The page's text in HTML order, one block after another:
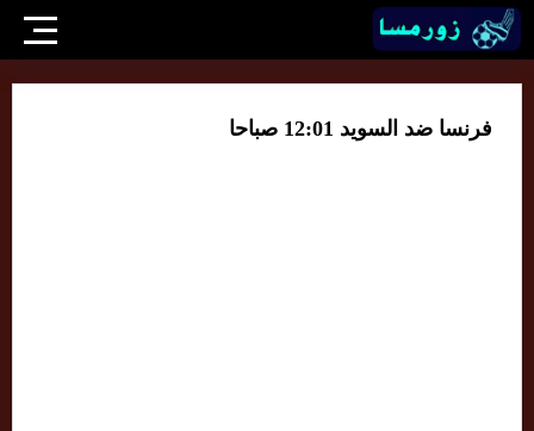
فرنسا ضد السويد 12:01 صباحا